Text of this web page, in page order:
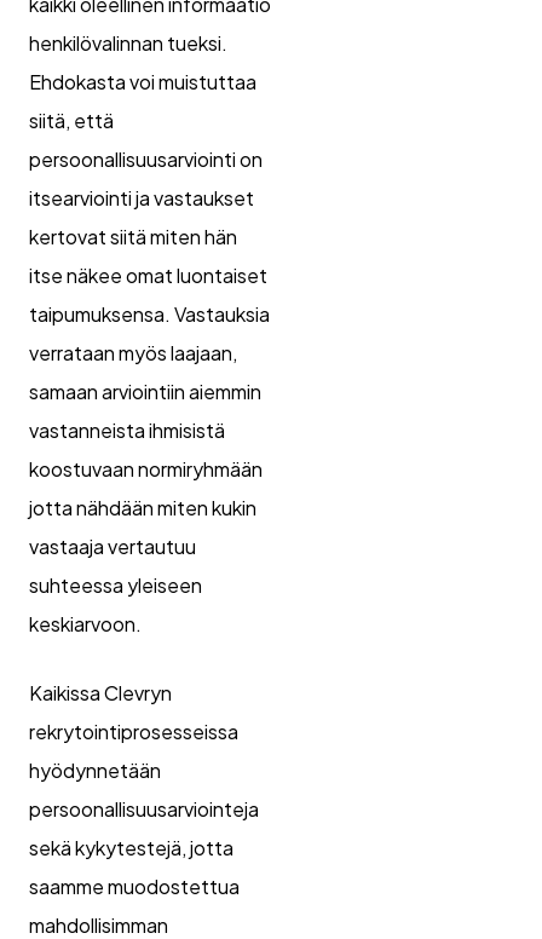
henkilövalinnan tueksi.
Ehdokasta voi muistuttaa
siitä, että
persoonallisuusarviointi on
itsearviointi ja vastaukset
kertovat siitä miten hän
itse näkee omat luontaiset
taipumuksensa. Vastauksia
verrataan myös laajaan,
samaan arviointiin aiemmin
vastanneista ihmisistä
koostuvaan normiryhmään
jotta nähdään miten kukin
vastaaja vertautuu
suhteessa yleiseen
keskiarvoon.
Kaikissa Clevryn
rekrytointiprosesseissa
hyödynnetään
persoonallisuusarviointeja
sekä kykytestejä, jotta
saamme muodostettua
mahdollisimman